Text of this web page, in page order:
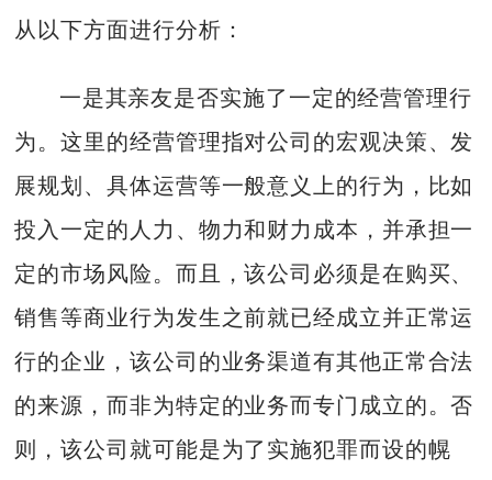
从以下方面进行分析：
一是其亲友是否实施了一定的经营管理行
为。这里的经营管理指对公司的宏观决策、发
展规划、具体运营等一般意义上的行为，比如
投入一定的人力、物力和财力成本，并承担一
定的市场风险。而且，该公司必须是在购买、
销售等商业行为发生之前就已经成立并正常运
行的企业，该公司的业务渠道有其他正常合法
的来源，而非为特定的业务而专门成立的。否
则，该公司就可能是为了实施犯罪而设的幌